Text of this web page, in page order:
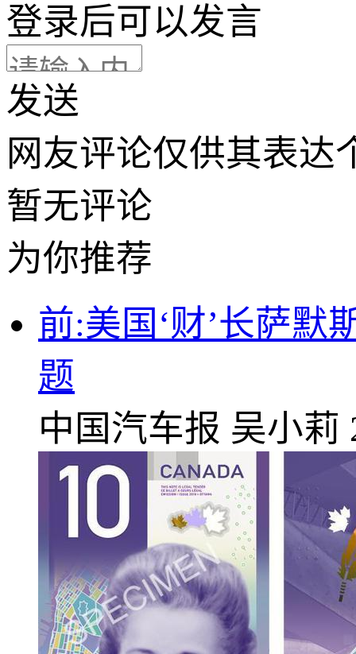
登录后可以发言
发送
网友评论仅供其表达
暂无评论
为你推荐
前:美国‘财’长萨默
题
中国汽车报 吴小莉